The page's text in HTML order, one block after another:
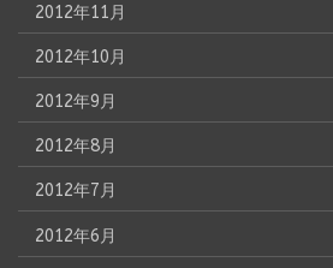
2012年11月
2012年10月
2012年9月
2012年8月
2012年7月
2012年6月